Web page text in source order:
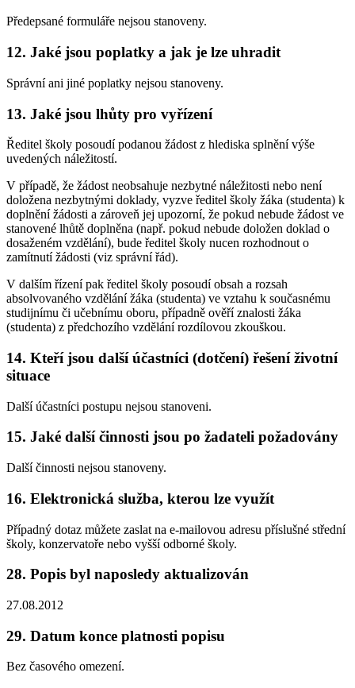
Předepsané formuláře nejsou stanoveny.
12. Jaké jsou poplatky a jak je lze uhradit
Správní ani jiné poplatky nejsou stanoveny.
13. Jaké jsou lhůty pro vyřízení
Ředitel školy posoudí podanou žádost z hlediska splnění výše
uvedených náležitostí.
V případě, že žádost neobsahuje nezbytné náležitosti nebo není
doložena nezbytnými doklady, vyzve ředitel školy žáka (studenta) k
doplnění žádosti a zároveň jej upozorní, že pokud nebude žádost ve
stanovené lhůtě doplněna (např. pokud nebude doložen doklad o
dosaženém vzdělání), bude ředitel školy nucen rozhodnout o
zamítnutí žádosti (viz správní řád).
V dalším řízení pak ředitel školy posoudí obsah a rozsah
absolvovaného vzdělání žáka (studenta) ve vztahu k současnému
studijnímu či učebnímu oboru, případně ověří znalosti žáka
(studenta) z předchozího vzdělání rozdílovou zkouškou.
14. Kteří jsou další účastníci (dotčení) řešení životní
situace
Další účastníci postupu nejsou stanoveni.
15. Jaké další činnosti jsou po žadateli požadovány
Další činnosti nejsou stanoveny.
16. Elektronická služba, kterou lze využít
Případný dotaz můžete zaslat na e-mailovou adresu příslušné střední
školy, konzervatoře nebo vyšší odborné školy.
28. Popis byl naposledy aktualizován
27.08.2012
29. Datum konce platnosti popisu
Bez časového omezení.